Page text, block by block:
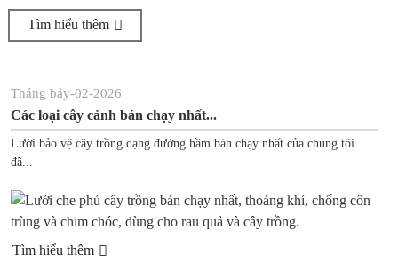
Tìm hiểu thêm
thêm
bảy-02-2026
loại cây cảnh bán chạy nhất...
vệ cây trồng dạng đường hầm bán chạy nhất của chúng tôi